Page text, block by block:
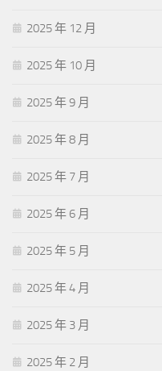
2025 年 12 月
2025 年 10 月
2025 年 9 月
2025 年 8 月
2025 年 7 月
2025 年 6 月
2025 年 5 月
2025 年 4 月
2025 年 3 月
2025 年 2 月